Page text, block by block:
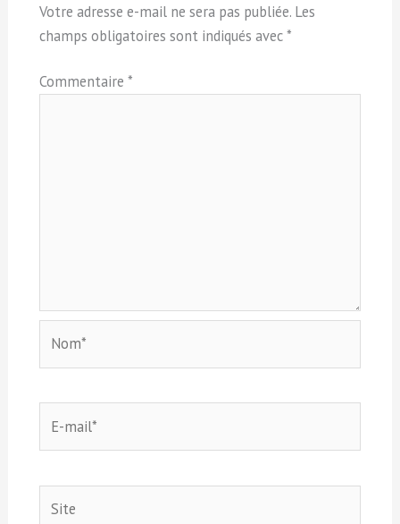
Votre adresse e-mail ne sera pas publiée. Les
champs obligatoires sont indiqués avec*
Commentaire *
mail*